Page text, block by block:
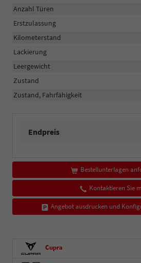
Anzahl Türen
Erstzulassung
Kilometerstand
Lackierung
Leergewicht
Zustand
Zustand, Fahrfähigkeit
Endpreis
Bestellunterlagen
Kontaktieren Sie
Angebot ausdrucken und
Cupra